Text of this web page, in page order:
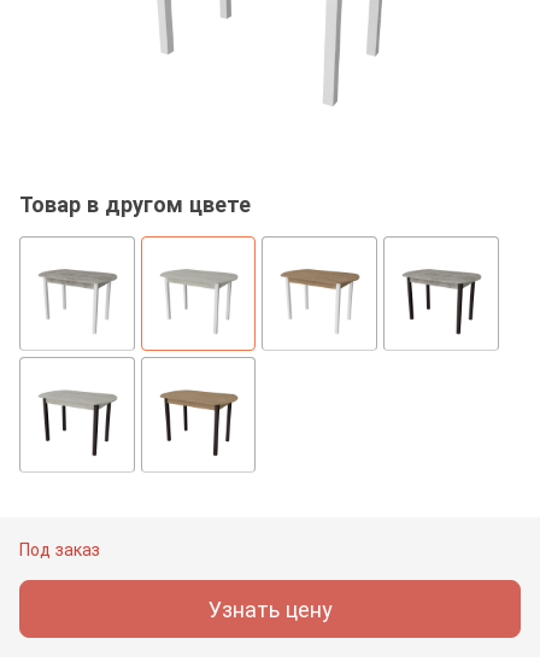
Товар в другом цвете
Под заказ
Узнать цену